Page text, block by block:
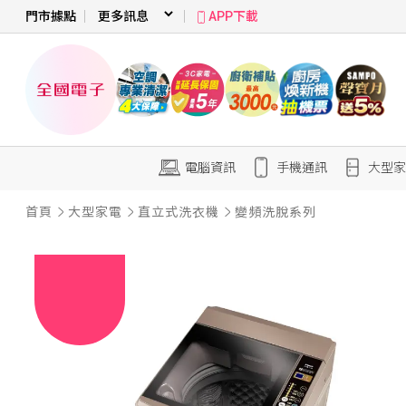
門市據點 APP下載
電腦資訊 手機通訊 大型
首頁 大型家電 直立式洗衣機 變頻洗脫系列